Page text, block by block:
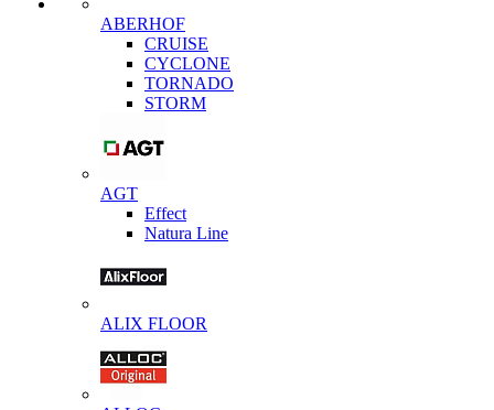
ABERHOF
CRUISE
CYCLONE
TORNADO
STORM
AGT
Effect
Natura Line
ALIX FLOOR